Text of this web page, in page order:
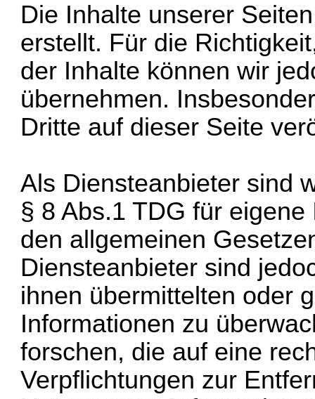
Die Inhalte unserer
erstellt. Für die
der Inhalte können wir
übernehmen.
Dritte auf dieser Seite
Als Diensteanbieter sind
§ 8 Abs.1 TDG für
den allgemeinen
Diensteanbieter sind
ihnen übermittelten oder
Informationen zu
forschen, die auf eine
Verpflichtungen zur